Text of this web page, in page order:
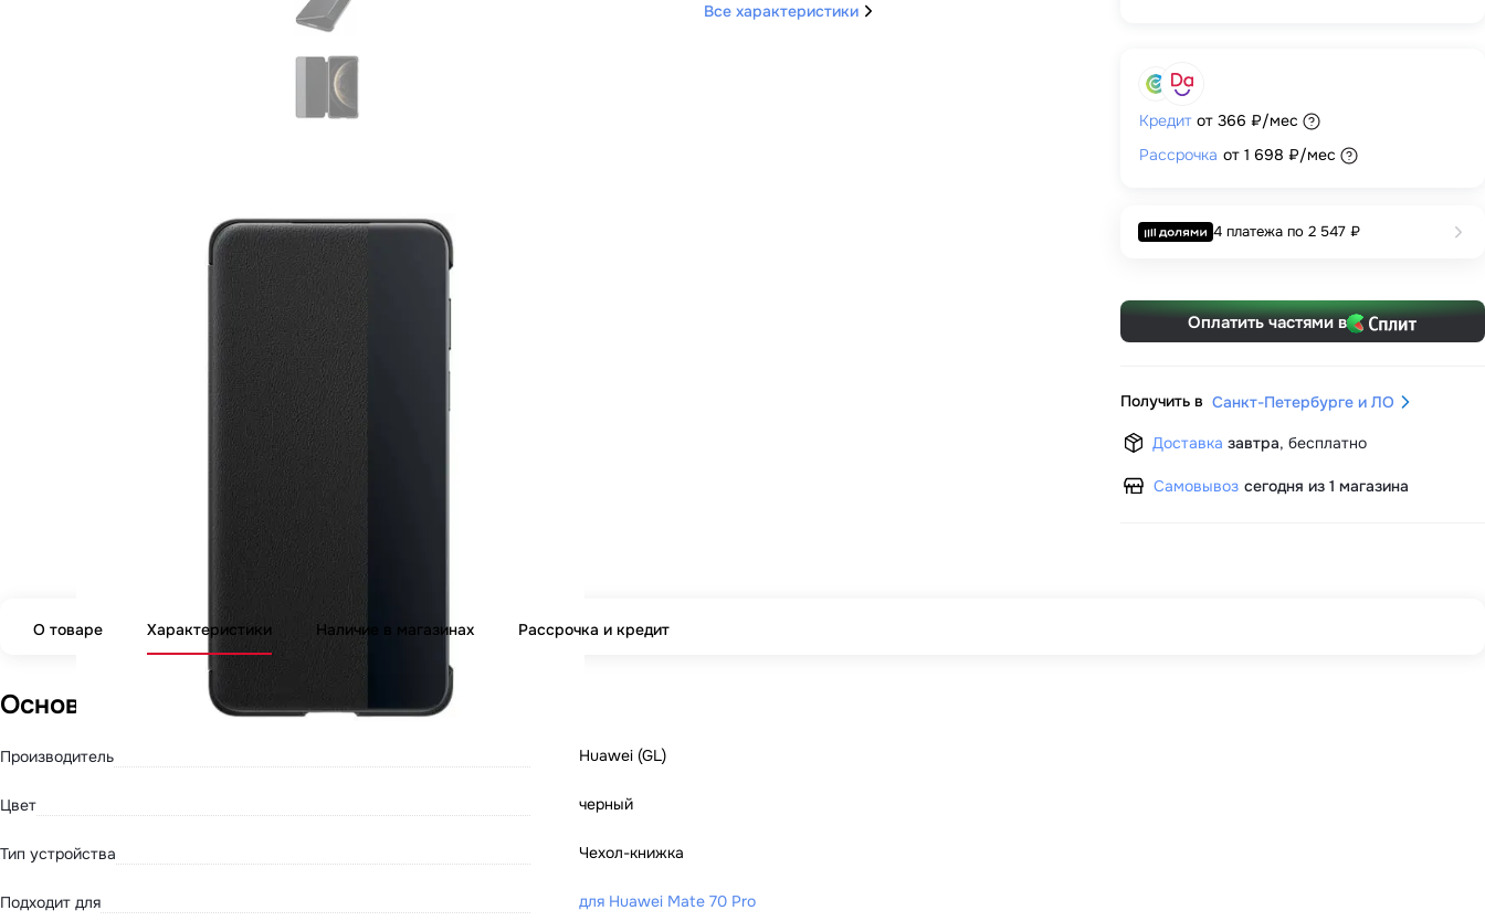
Сетевое оборудование
Все характеристики
Кредит от 366 ₽/мес
Рассрочка от 1 698 ₽/мес
4 платежа по 2 547 ₽
Оплатить частями в
Получить в Санкт-Петербурге и ЛО
Доставка завтра, бесплатно
Самовывоз сегодня из 1 магазина
О товаре Характеристики Наличие в магазинах Рассрочка и кредит
Основные параметры
Производитель Huawei (GL)
Цвет черный
Тип устройства Чехол-книжка
Подходит для для Huawei Mate 70 Pro